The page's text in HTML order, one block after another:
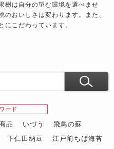
樹は自分の望む環境を選べませ
のおいしさは変わります。また、
にこだわっています。
ード
品 いづう
飛鳥の蘇
下仁田納豆
江戸前ちば海苔